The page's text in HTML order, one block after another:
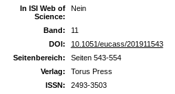
In ISI Web of
Science:
Nein
Band:
11
DOI:
10.1051/eucass/201911543
Seitenbereich:
Seiten 543-554
Verlag:
Torus Press
ISSN:
2493-3503